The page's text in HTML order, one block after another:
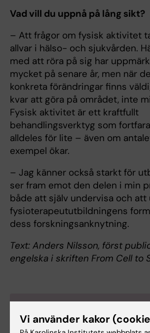
Vad vill du uppnå på lång sikt?
– Att frågor om fysisk aktivitet
allvar i hälso- och sjukvården.
med att röra på sig har
mycket på senare år, men när
konkreta förändringar finns
kvar att göra på området, inte
Fysisk aktivitet är ett kraftfullt
behandlingsverktyg som
alldeles för lite – även om
exempel ökar.
– Jag känner också starkt för
ser fram emot den delen i min
både att själv undervisa och att
fysioterapeututbildningens
dess forskningsanknytning.
Text: Anders Nilsson, först
engelska i skriften From Cell to
Om Maria Hagströmer
Professor i fysioterapi vid
Vi använder kakor